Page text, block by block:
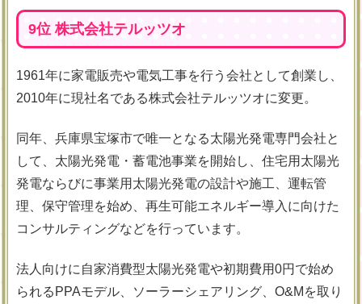
9位 株式会社テルッツオ
1961年に家電販売や電気工事を行う会社として創業し、
2010年に現社名である株式会社テルッツオに変更。
同年、兵庫県宝塚市で唯一となる太陽光発電専門会社と
して、太陽光発電・蓄電池事業を開始し、住宅用太陽光
発電ならびに事業用太陽光発電の設計や施工、運転管
理、保守管理を始め、再生可能エネルギー導入に向けた
コンサルティングなどを行っています。
法人向けに自家消費型太陽光発電や初期費用0円で始め
られるPPAモデル、ソーラーシェアリング、O&Mを取り